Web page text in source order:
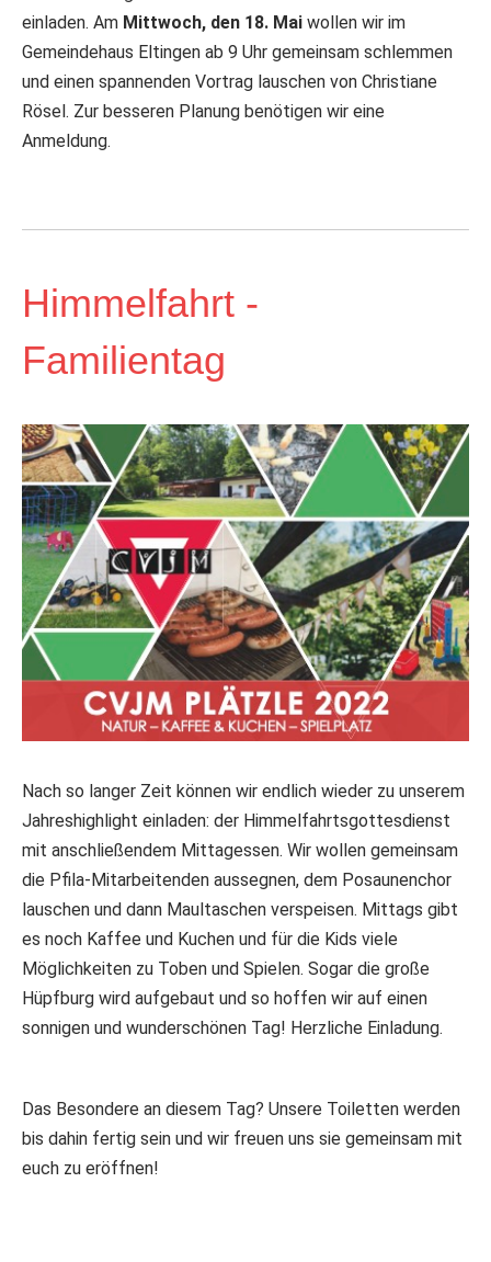
einladen. Am Mittwoch, den 18. Mai wollen wir im
Gemeindehaus Eltingen ab 9 Uhr gemeinsam schlemmen
und einen spannenden Vortrag lauschen von Christiane
Rösel. Zur besseren Planung benötigen wir eine
Anmeldung.
Himmelfahrt -
Familientag
Nach so langer Zeit können wir endlich wieder zu unserem
Jahreshighlight einladen: der Himmelfahrtsgottesdienst
mit anschließendem Mittagessen. Wir wollen gemeinsam
die Pfila-Mitarbeitenden aussegnen, dem Posaunenchor
lauschen und dann Maultaschen verspeisen. Mittags gibt
es noch Kaffee und Kuchen und für die Kids viele
Möglichkeiten zu Toben und Spielen. Sogar die große
Hüpfburg wird aufgebaut und so hoffen wir auf einen
sonnigen und wunderschönen Tag! Herzliche Einladung.
Das Besondere an diesem Tag? Unsere Toiletten werden
bis dahin fertig sein und wir freuen uns sie gemeinsam mit
euch zu eröffnen!